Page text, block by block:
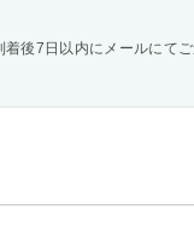
後7日以内にメールにて